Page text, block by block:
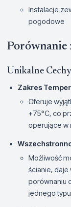
Instalacje
pogodowe
Unikalne
Zakres
Oferuje
+75°C, co
operujące w
Możliwość
ścianie, daje
porównaniu
jednego